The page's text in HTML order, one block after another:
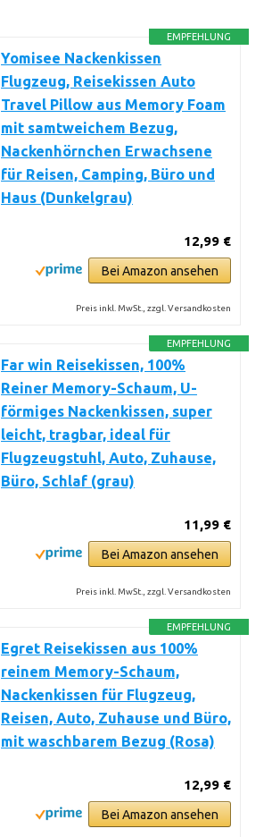
EMPFEHLUNG
Yomisee Nackenkissen
Flugzeug, Reisekissen Auto
Travel Pillow aus Memory Foam
mit samtweichem Bezug,
Nackenhörnchen Erwachsene
für Reisen, Camping, Büro und
Haus (Dunkelgrau)
12,99 €
Bei Amazon ansehen
Preis inkl. MwSt., zzgl. Versandkosten
EMPFEHLUNG
Far win Reisekissen, 100%
Reiner Memory-Schaum, U-
förmiges Nackenkissen, super
leicht, tragbar, ideal für
Flugzeugstuhl, Auto, Zuhause,
Büro, Schlaf (grau)
11,99 €
Bei Amazon ansehen
Preis inkl. MwSt., zzgl. Versandkosten
EMPFEHLUNG
Egret Reisekissen aus 100%
reinem Memory-Schaum,
Nackenkissen für Flugzeug,
Reisen, Auto, Zuhause und Büro,
mit waschbarem Bezug (Rosa)
12,99 €
Bei Amazon ansehen